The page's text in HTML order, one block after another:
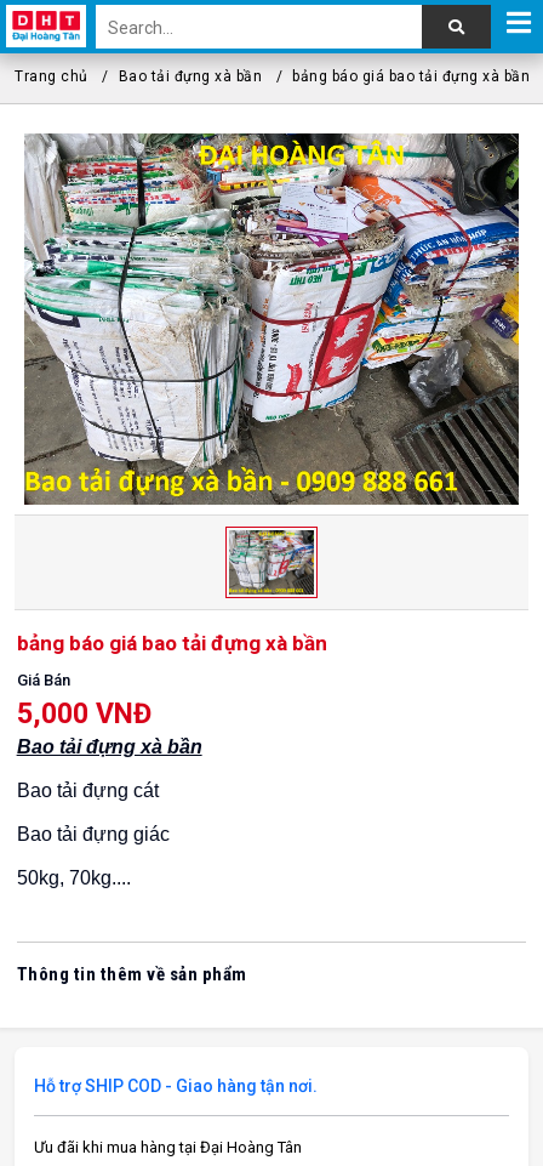
Trang chủ Bao tải đựng xà bần bảng báo giá bao tải đựng xà bần
bảng báo giá bao tải đựng xà bần
Giá Bán
5,000 VNĐ
Bao tải đựng xà bần
Bao tải đựng cát
Bao tải đựng giác
50kg, 70kg....
Thông tin thêm về sản phẩm
Hỗ trợ SHIP COD - Giao hàng tận nơi.
Ưu đãi khi mua hàng tại Đại Hoàng Tân